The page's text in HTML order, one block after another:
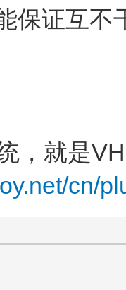
保证互不
，就是
cn/